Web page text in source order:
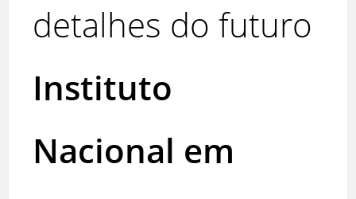
detalhes do futuro
Instituto
Nacional em